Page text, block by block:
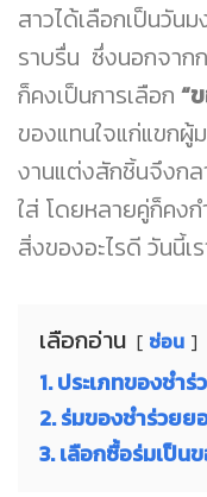
สาวได้เลือกเป็นวัน
ราบรื่น ซึ่งนอกจาก
ก็คงเป็นการเลือก “
ของแทนใจแก่แขกผู้
งานแต่งสักชิ้นจึงกล
ใส่ โดยหลายคู่ก็คง
สิ่งของอะไรดี วันนี้
เลือกอ่าน ซ่อน
1. ประเภทของชำร่
2. ร่มของชำร่วย
3. เลือกซื้อร่มเป็น